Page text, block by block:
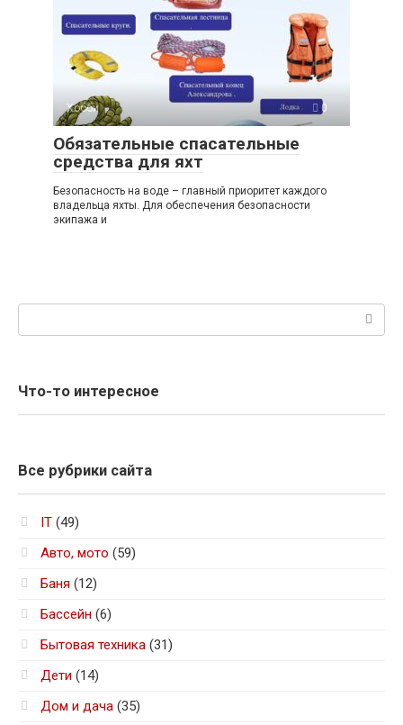
Хобби 0
Обязательные спасательные
средства для яхт
Безопасность на воде – главный приоритет каждого
владельца яхты. Для обеспечения безопасности
экипажа и
Что-то интересное
Все рубрики сайта
IT (49)
Авто, мото (59)
Баня (12)
Бассейн (6)
Бытовая техника (31)
Дети (14)
Дом и дача (35)